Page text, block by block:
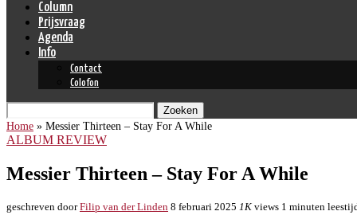
Column
Prijsvraag
Agenda
Info
Contact
Colofon
Zoeken
Home » Messier Thirteen – Stay For A While
ALBUM REVIEW
Messier Thirteen – Stay For A While
geschreven doorFilip van der Linden 8 februari 2025 1K views 1 minuten